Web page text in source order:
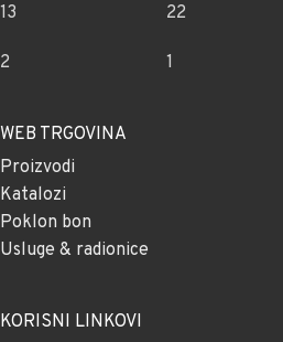
13
2
22
1
WEB TRGOVINA
Proizvodi
Katalozi
Poklon bon
Usluge & radionice
KORISNI LINKOVI